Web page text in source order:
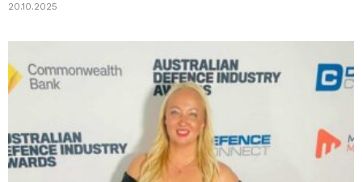
20.10.2025